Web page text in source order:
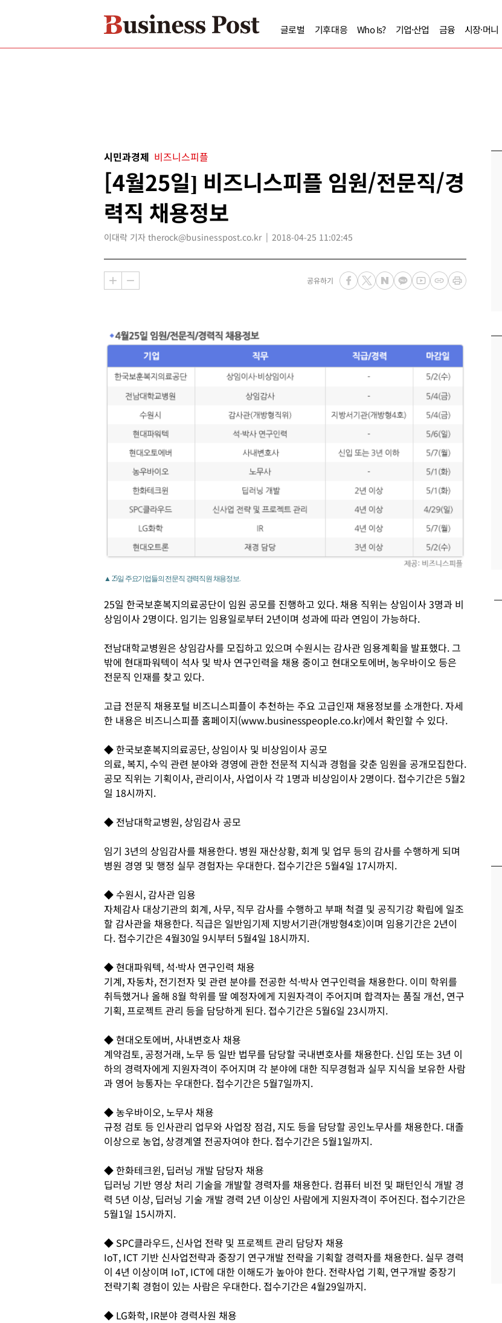
글로벌 기후대응 Who Is? 기업·산업 금융 시장·머니
시민과경제 비즈니스피플
[4월25일] 비즈니스피플 임원/전문직/경
력직 채용정보
이대락 기자 therock@businesspost.co.kr 2018-04-25 11:02:45
공유하기
▲ 25일 주요기업들의 전문직 경력직원 채용정보.
25일 한국보훈복지의료공단이 임원 공모를 진행하고 있다. 채용 직위는 상임이사 3명과 비
상임이사 2명이다. 임기는 임용일로부터 2년이며 성과에 따라 연임이 가능하다.
전남대학교병원은 상임감사를 모집하고 있으며 수원시는 감사관 임용계획을 발표했다. 그
밖에 현대파워텍이 석사 및 박사 연구인력을 채용 중이고 현대오토에버, 농우바이오 등은
전문직 인재를 찾고 있다.
고급 전문직 채용포털 비즈니스피플이 추천하는 주요 고급인재 채용정보를 소개한다. 자세
한 내용은 비즈니스피플 홈페이지(www.businesspeople.co.kr)에서 확인할 수 있다.
◆ 한국보훈복지의료공단, 상임이사 및 비상임이사 공모
의료, 복지, 수익 관련 분야와 경영에 관한 전문적 지식과 경험을 갖춘 임원을 공개모집한다.
공모 직위는 기획이사, 관리이사, 사업이사 각 1명과 비상임이사 2명이다. 접수기간은 5월2
일 18시까지.
◆ 전남대학교병원, 상임감사 공모
임기 3년의 상임감사를 채용한다. 병원 재산상황, 회계 및 업무 등의 감사를 수행하게 되며
병원 경영 및 행정 실무 경험자는 우대한다. 접수기간은 5월4일 17시까지.
◆ 수원시, 감사관 임용
자체감사 대상기관의 회계, 사무, 직무 감사를 수행하고 부패 척결 및 공직기강 확립에 일조
할 감사관을 채용한다. 직급은 일반임기제 지방서기관(개방형4호)이며 임용기간은 2년이
다. 접수기간은 4월30일 9시부터 5월4일 18시까지.
◆ 현대파워텍, 석·박사 연구인력 채용
기계, 자동차, 전기전자 및 관련 분야를 전공한 석·박사 연구인력을 채용한다. 이미 학위를
취득했거나 올해 8월 학위를 딸 예정자에게 지원자격이 주어지며 합격자는 품질 개선, 연구
기획, 프로젝트 관리 등을 담당하게 된다. 접수기간은 5월6일 23시까지.
◆ 현대오토에버, 사내변호사 채용
계약검토, 공정거래, 노무 등 일반 법무를 담당할 국내변호사를 채용한다. 신입 또는 3년 이
하의 경력자에게 지원자격이 주어지며 각 분야에 대한 직무경험과 실무 지식을 보유한 사람
과 영어 능통자는 우대한다. 접수기간은 5월7일까지.
◆ 농우바이오, 노무사 채용
규정 검토 등 인사관리 업무와 사업장 점검, 지도 등을 담당할 공인노무사를 채용한다. 대졸
이상으로 농업, 상경계열 전공자여야 한다. 접수기간은 5월1일까지.
◆ 한화테크윈, 딥러닝 개발 담당자 채용
딥러닝 기반 영상 처리 기술을 개발할 경력자를 채용한다. 컴퓨터 비전 및 패턴인식 개발 경
력 5년 이상, 딥러닝 기술 개발 경력 2년 이상인 사람에게 지원자격이 주어진다. 접수기간은
5월1일 15시까지.
◆ SPC클라우드, 신사업 전략 및 프로젝트 관리 담당자 채용
IoT, ICT 기반 신사업전략과 중장기 연구개발 전략을 기획할 경력자를 채용한다. 실무 경력
이 4년 이상이며 IoT, ICT에 대한 이해도가 높아야 한다. 전략사업 기획, 연구개발 중장기
전략기획 경험이 있는 사람은 우대한다. 접수기간은 4월29일까지.
◆ LG화학, IR분야 경력사원 채용